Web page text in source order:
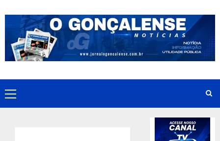
to
content
Primary
Menu